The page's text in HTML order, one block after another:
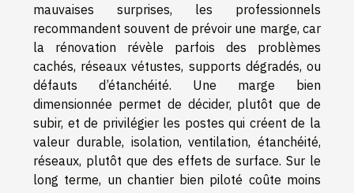
mauvaises surprises, les professionnels
recommandent souvent de prévoir une marge, car
la rénovation révèle parfois des problèmes
cachés, réseaux vétustes, supports dégradés, ou
défauts d’étanchéité. Une marge bien
dimensionnée permet de décider, plutôt que de
subir, et de privilégier les postes qui créent de la
valeur durable, isolation, ventilation, étanchéité,
réseaux, plutôt que des effets de surface. Sur le
long terme, un chantier bien piloté coûte moins